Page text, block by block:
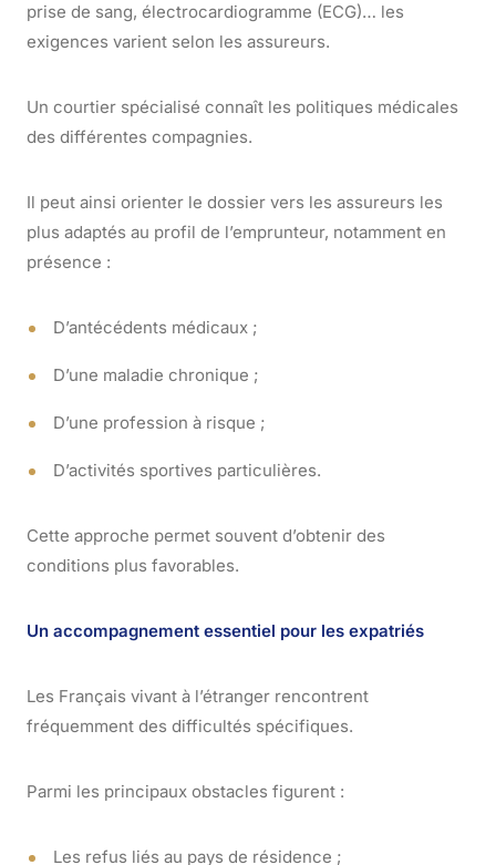
prise de sang, électrocardiogramme (ECG)… les
exigences varient selon les assureurs.
Un courtier spécialisé connaît les politiques médicales
des différentes compagnies.
Il peut ainsi orienter le dossier vers les assureurs les
plus adaptés au profil de l’emprunteur, notamment en
présence :
D’antécédents médicaux ;
D’une maladie chronique ;
D’une profession à risque ;
D’activités sportives particulières.
Cette approche permet souvent d’obtenir des
conditions plus favorables.
Un accompagnement essentiel pour les expatriés
Les Français vivant à l’étranger rencontrent
fréquemment des difficultés spécifiques.
Parmi les principaux obstacles figurent :
Les refus liés au pays de résidence ;